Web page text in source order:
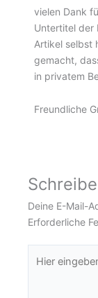
vielen Dank
Untertitel der
Artikel selbst
gemacht,
in privatem
Freundliche
Deine E-Mail-
Erforderliche
eingeben…